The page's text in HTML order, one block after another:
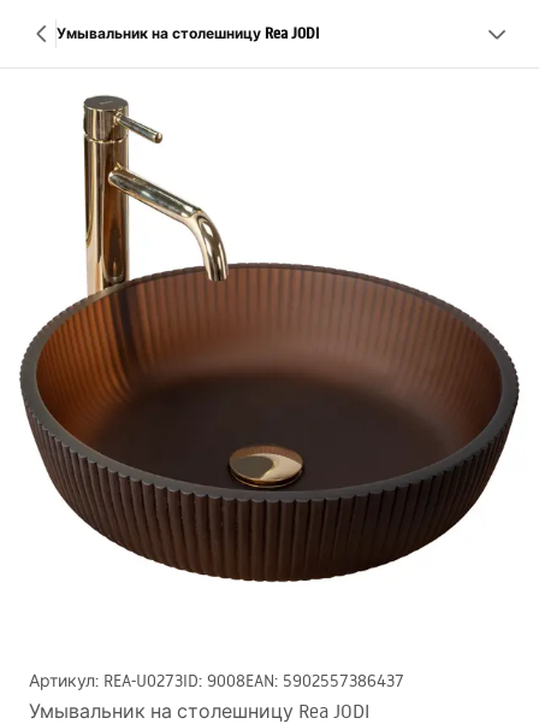
Умывальник на столешницу Rea JODI
Артикул: REA-U0273ID: 9008EAN: 5902557386437
Умывальник на столешницу Rea JODI